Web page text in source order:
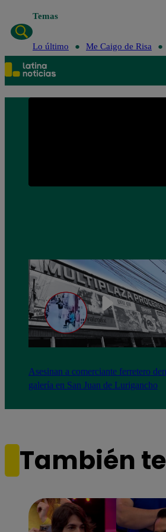
Temas
Lo último Me Caigo de Risa
Asesinan a comerciante ferretero
galería en San Juan de Lurigancho
También